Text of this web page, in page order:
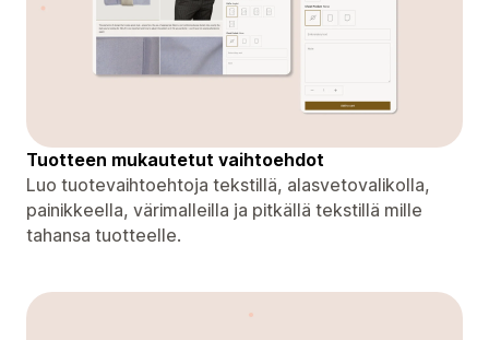
Tuotteen mukautetut vaihtoehdot
Luo tuotevaihtoehtoja tekstillä, alasvetovalikolla,
painikkeella, värimalleilla ja pitkällä tekstillä mille
tahansa tuotteelle.